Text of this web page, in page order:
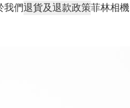
我們退貨及退款政策菲林相機